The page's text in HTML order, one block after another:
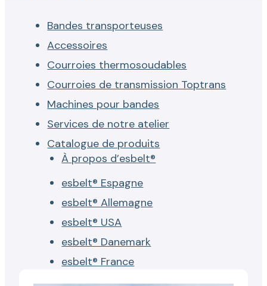
Bandes transporteuses
Accessoires
Courroies thermosoudables
Courroies de transmission Toptrans
Machines pour bandes
Services de notre atelier
Catalogue de produits
À propos d’esbelt®
esbelt® Espagne
esbelt® Allemagne
esbelt® USA
esbelt® Danemark
esbelt® France